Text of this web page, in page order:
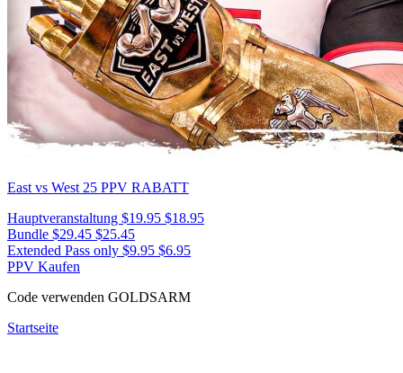
East vs West 25 PPV RABATT
Hauptveranstaltung $19.95 $18.95
Bundle $29.45 $25.45
Extended Pass only $9.95 $6.95
PPV Kaufen
Code verwenden GOLDSARM
Startseite